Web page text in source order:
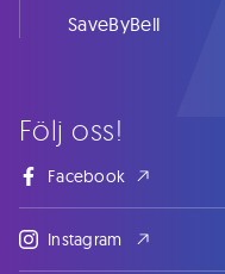
Följ oss!
Facebook
Instagram
SaveByBell